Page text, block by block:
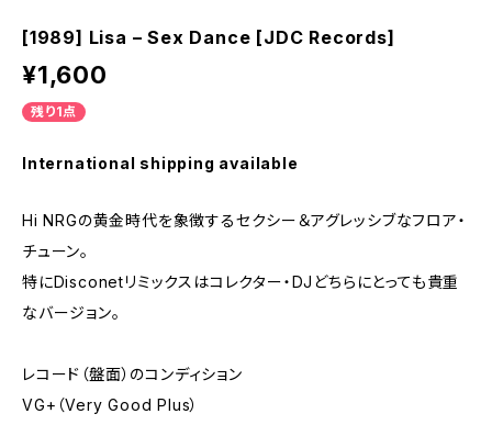
[1989] Lisa – Sex Dance [JDC Records]
¥1,600
残り1点
International shipping available
Hi NRGの黄金時代を象徴するセクシー＆アグレッシブなフロア・
チューン。
特にDisconetリミックスはコレクター・DJどちらにとっても貴重
なバージョン。
レコード（盤面）のコンディション
VG+（Very Good Plus）